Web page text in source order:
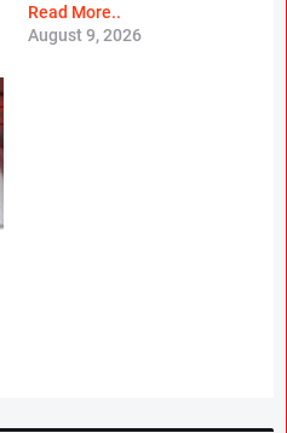
Read More..
August 9, 2026